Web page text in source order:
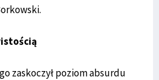
zaskoczył poziom absurdu